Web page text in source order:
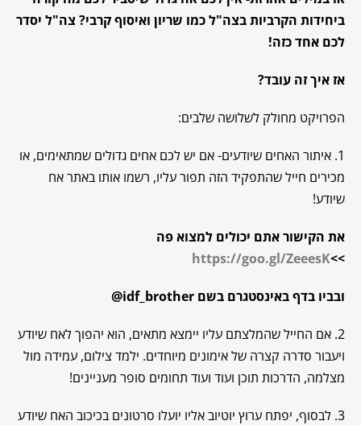
ביחידות הקרביות בצה"ל כמו שריון ואיסוף קרבי? צה"ל יסדר
לכם אחד כזה!
אז איך זה עובד?
הפרויקט מחולק לשלושה שלבים:
1. איתור האחים שיודעים- אם יש לכם אחים גדולים שמתאימים, או
מכירים חייל שהתפקיד הזה תפור עליו, רשמו אותו באתר אח
שיודע!
את הקישור אתם יכולים למצוא פה
>>
https://goo.gl/ZeeesK
ובביו בדף באינסטגרם בשם idf_brother@
2. אם החייל שהמלצתם עליו יימצא מתאים, הוא יהפוך לאח שיודע
ויעבור סדרה קצרה של אימונים מיוחדים. ילמד צילום, עמידה מול
מצלמה, הדרכות תוכן ועוד ועוד תחומים סופר מעניינים!
3. לבסוף, יפתח ערוץ יוטיוב אליו יועלו סרטונים בכיכוב האח שיודע